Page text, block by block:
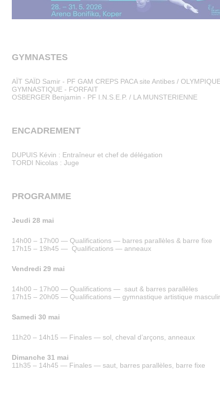
GYMNASTES
AÏT SAÏD Samir - PF GAM CREPS PACA site Antibes /
GYMNASTIQUE - FORFAIT
OSBERGER Benjamin - PF I.N.S.E.P. / LA MUNSTERIENNE
ENCADREMENT
DUPUIS Kévin : Entraîneur et chef de délégation
TORDI Nicolas : Juge
PROGRAMME
Jeudi 28 mai
14h00 – 17h00 — Qualifications — barres parallèles & barre fixe
17h15 – 19h45 — Qualifications — anneaux
Vendredi 29 mai
14h00 – 17h00 — Qualifications — saut & barres parallèles
17h15 – 20h05 — Qualifications — gymnastique artistique
Samedi 30 mai
11h20 – 14h15 — Finales — sol, cheval d’arçons, anneaux
Dimanche 31 mai
11h35 – 14h45 — Finales — saut, barres parallèles, barre fixe